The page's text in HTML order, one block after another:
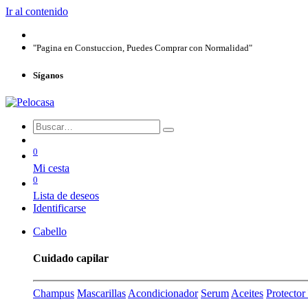
Ir al contenido
"Pagina en Constuccion, Puedes Comprar con Normalidad"
Síganos
0
Mi cesta
0
Lista de deseos
Identificarse
Cabello
Cuidado capilar
Champus Mascarillas Acondicionador Serum Aceites